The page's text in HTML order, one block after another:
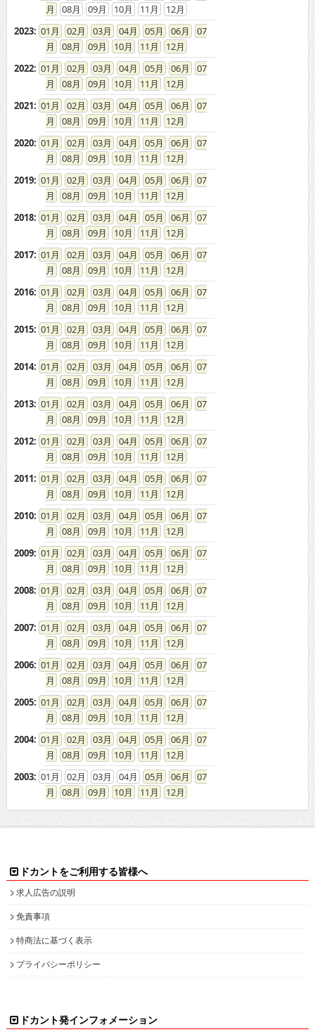
08 09 10 11
12
2023: 01 02 03 04 05 06
07
08
09 10 11
12
2022: 01 02 03 04 05 06
07
08
09 10 11
12
2021: 01 02 03 04 05 06
07
08
09 10 11
12
2020: 01 02 03 04 05 06
07
08
09 10 11
12
2019: 01 02 03 04 05 06
07
08
09 10 11
12
2018: 01 02 03 04 05 06
07
08
09 10 11
12
2017: 01 02 03 04 05 06
07
08
09 10 11
12
2016: 01 02 03 04 05 06
07
08
09 10 11
12
2015: 01 02 03 04 05 06
07
08
09 10 11
12
2014: 01 02 03 04 05 06
07
08
09 10 11
12
2013: 01 02 03 04 05 06
07
08
09 10 11
12
2012: 01 02 03 04 05 06
07
08
09 10 11
12
2011: 01 02 03 04 05 06
07
08
09 10 11
12
2010: 01 02 03 04 05 06
07
08
09 10 11
12
2009: 01 02 03 04 05 06
07
08
09 10 11
12
2008: 01 02 03 04 05 06
07
08
09 10 11
12
2007: 01 02 03 04 05 06
07
08
09 10 11
12
2006: 01 02 03 04 05 06
07
08
09 10 11
12
2005: 01 02 03 04 05 06
07
08
09 10 11
12
2004: 01 02 03 04 05 06
07
08
09 10 11
12
2003: 01 02 03 04 05 06
07
08
09 10 11 12
ドカントをご利用する皆様へ
求人広告の説明
免責事項
特商法に基づく表示
プライバシーポリシー
ドカント発インフォメーション